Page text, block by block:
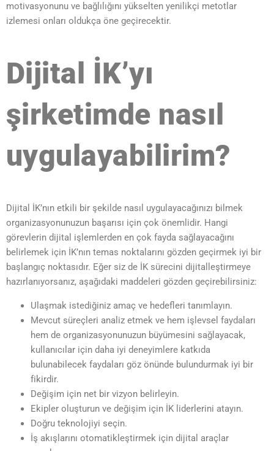
motivasyonunu ve bağlılığını yükselten yenilikçi metotlar
izlemesi onları oldukça öne geçirecektir.
Dijital İK’yı
şirketimde nasıl
uygulayabilirim?
Dijital İK’nın etkili bir şekilde nasıl uygulayacağınızı bilmek
organizasyonunuzun başarısı için çok önemlidir. Hangi
görevlerin dijital işlemlerden en çok fayda sağlayacağını
belirlemek için İK’nın temas noktalarını gözden geçirmek iyi bir
başlangıç ​​noktasıdır. Eğer siz de İK sürecini dijitalleştirmeye
hazırlanıyorsanız, aşağıdaki maddeleri gözden geçirebilirsiniz:
Ulaşmak istediğiniz amaç ve hedefleri tanımlayın.
Mevcut süreçleri analiz etmek ve hem işlevsel faydaları
hem de organizasyonunuzun büyümesini sağlayacak,
kullanıcılar için daha iyi deneyimlere katkıda
bulunabilecek faydaları göz önünde bulundurmak iyi bir
fikirdir.
Değişim için net bir vizyon belirleyin.
Ekipler oluşturun ve değişim için İK liderlerini atayın.
Doğru teknolojiyi seçin.
İş akışlarını otomatikleştirmek için dijital araçlar